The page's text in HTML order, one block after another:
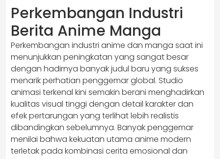
Perkembangan Industri
Berita Anime Manga
Perkembangan industri anime dan manga saat ini
menunjukkan peningkatan yang sangat besar
dengan hadirnya banyak judul baru yang sukses
menarik perhatian penggemar global. Studio
animasi terkenal kini semakin berani menghadirkan
kualitas visual tinggi dengan detail karakter dan
efek pertarungan yang terlihat lebih realistis
dibandingkan sebelumnya. Banyak penggemar
menilai bahwa kekuatan utama anime modern
terletak pada kombinasi cerita emosional dan